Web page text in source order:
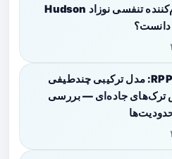
مدارهای گرم‌کننده تنفسی نوزاد Hudson
RPP‑YOLOv۱۱: مدل ترکیبی چندطیفی
ترک‌های جاده‌ای — بررسی